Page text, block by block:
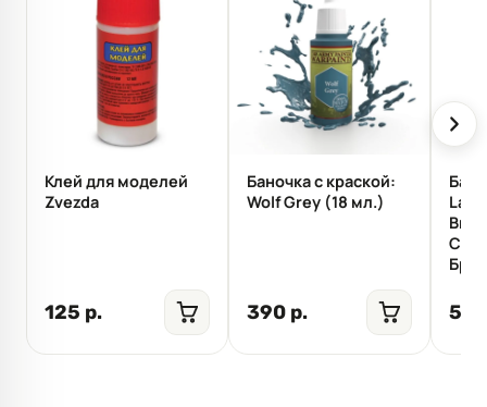
Клей для моделей
Zvezda
125 р.
Баночка с краской:
Wolf Grey (18 мл.)
390 р.